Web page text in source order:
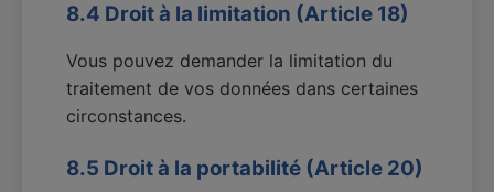
8.4 Droit à la limitation (Article 18)
Vous pouvez demander la limitation du
traitement de vos données dans certaines
circonstances.
8.5 Droit à la portabilité (Article 20)